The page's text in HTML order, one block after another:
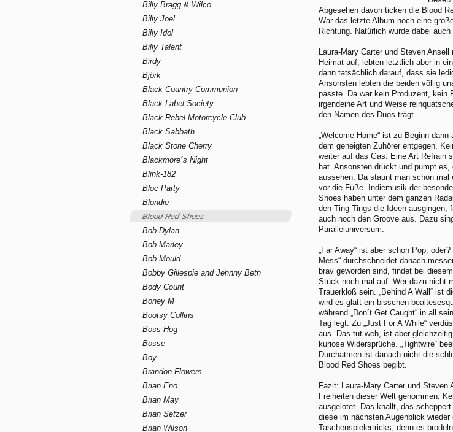
Abgesehen davon ticken die Blood
War das letzte Album noch eine
Richtung. Natürlich wurde dabei
Laura-Mary Carter und Steven
Heimat auf, lebten letztlich aber in
dann tatsächlich darauf, dass sie
Ansonsten lebten die beiden völlig
passte. Da war kein Produzent, kein
irgendeine Art und Weise
den Namen des Duos trägt.
„Welcome Home“ ist zu Beginn
dem geneigten Zuhörer entgegen.
weiter auf das Gas. Eine Art Refrain
hat. Ansonsten drückt und pumpt
aussehen. Da staunt man schon mal
vor die Füße. Indiemusik der
Shoes haben unter dem ganzen
den Ting Tings die Ideen ausgingen,
auch noch den Groove aus. Dazu
Paralleluniversum.
„Far Away“ ist aber schon Pop,
Mess“ durchschneidet danach
brav geworden sind, findet bei
Stück noch mal auf. Wer dazu nicht
Trauerkloß sein. „Behind A Wall“ ist
wird es glatt ein bisschen
während „Don´t Get Caught“ in all
Tag legt. Zu „Just For A While“
aus. Das tut weh, ist aber
kuriose Widersprüche. „Tightwire“
Durchatmen ist danach nicht die
Blood Red Shoes begibt.
Fazit: Laura-Mary Carter und
Freiheiten dieser Welt genommen.
ausgelotet. Das knallt, das
diese im nächsten Augenblick
Taschenspielertricks, denn es
Billy Bragg & Wilco
Billy Joel
Billy Idol
Billy Talent
Birdy
Björk
Black Country Communion
Black Label Society
Black Rebel Motorcycle Club
Black Sabbath
Black Stone Cherry
Blackmore´s Night
Blink-182
Bloc Party
Blondie
Blood Red Shoes
Bob Dylan
Bob Marley
Bob Mould
Bobby Gillespie and Jehnny Beth
Body Count
Boney M
Bootsy Collins
Boss Hog
Bosse
Boy
Brandon Flowers
Brian Eno
Brian May
Brian Setzer
Brian Wilson